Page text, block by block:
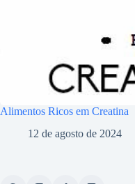
Alimentos Ricos em Creatina
12 de agosto de 2024